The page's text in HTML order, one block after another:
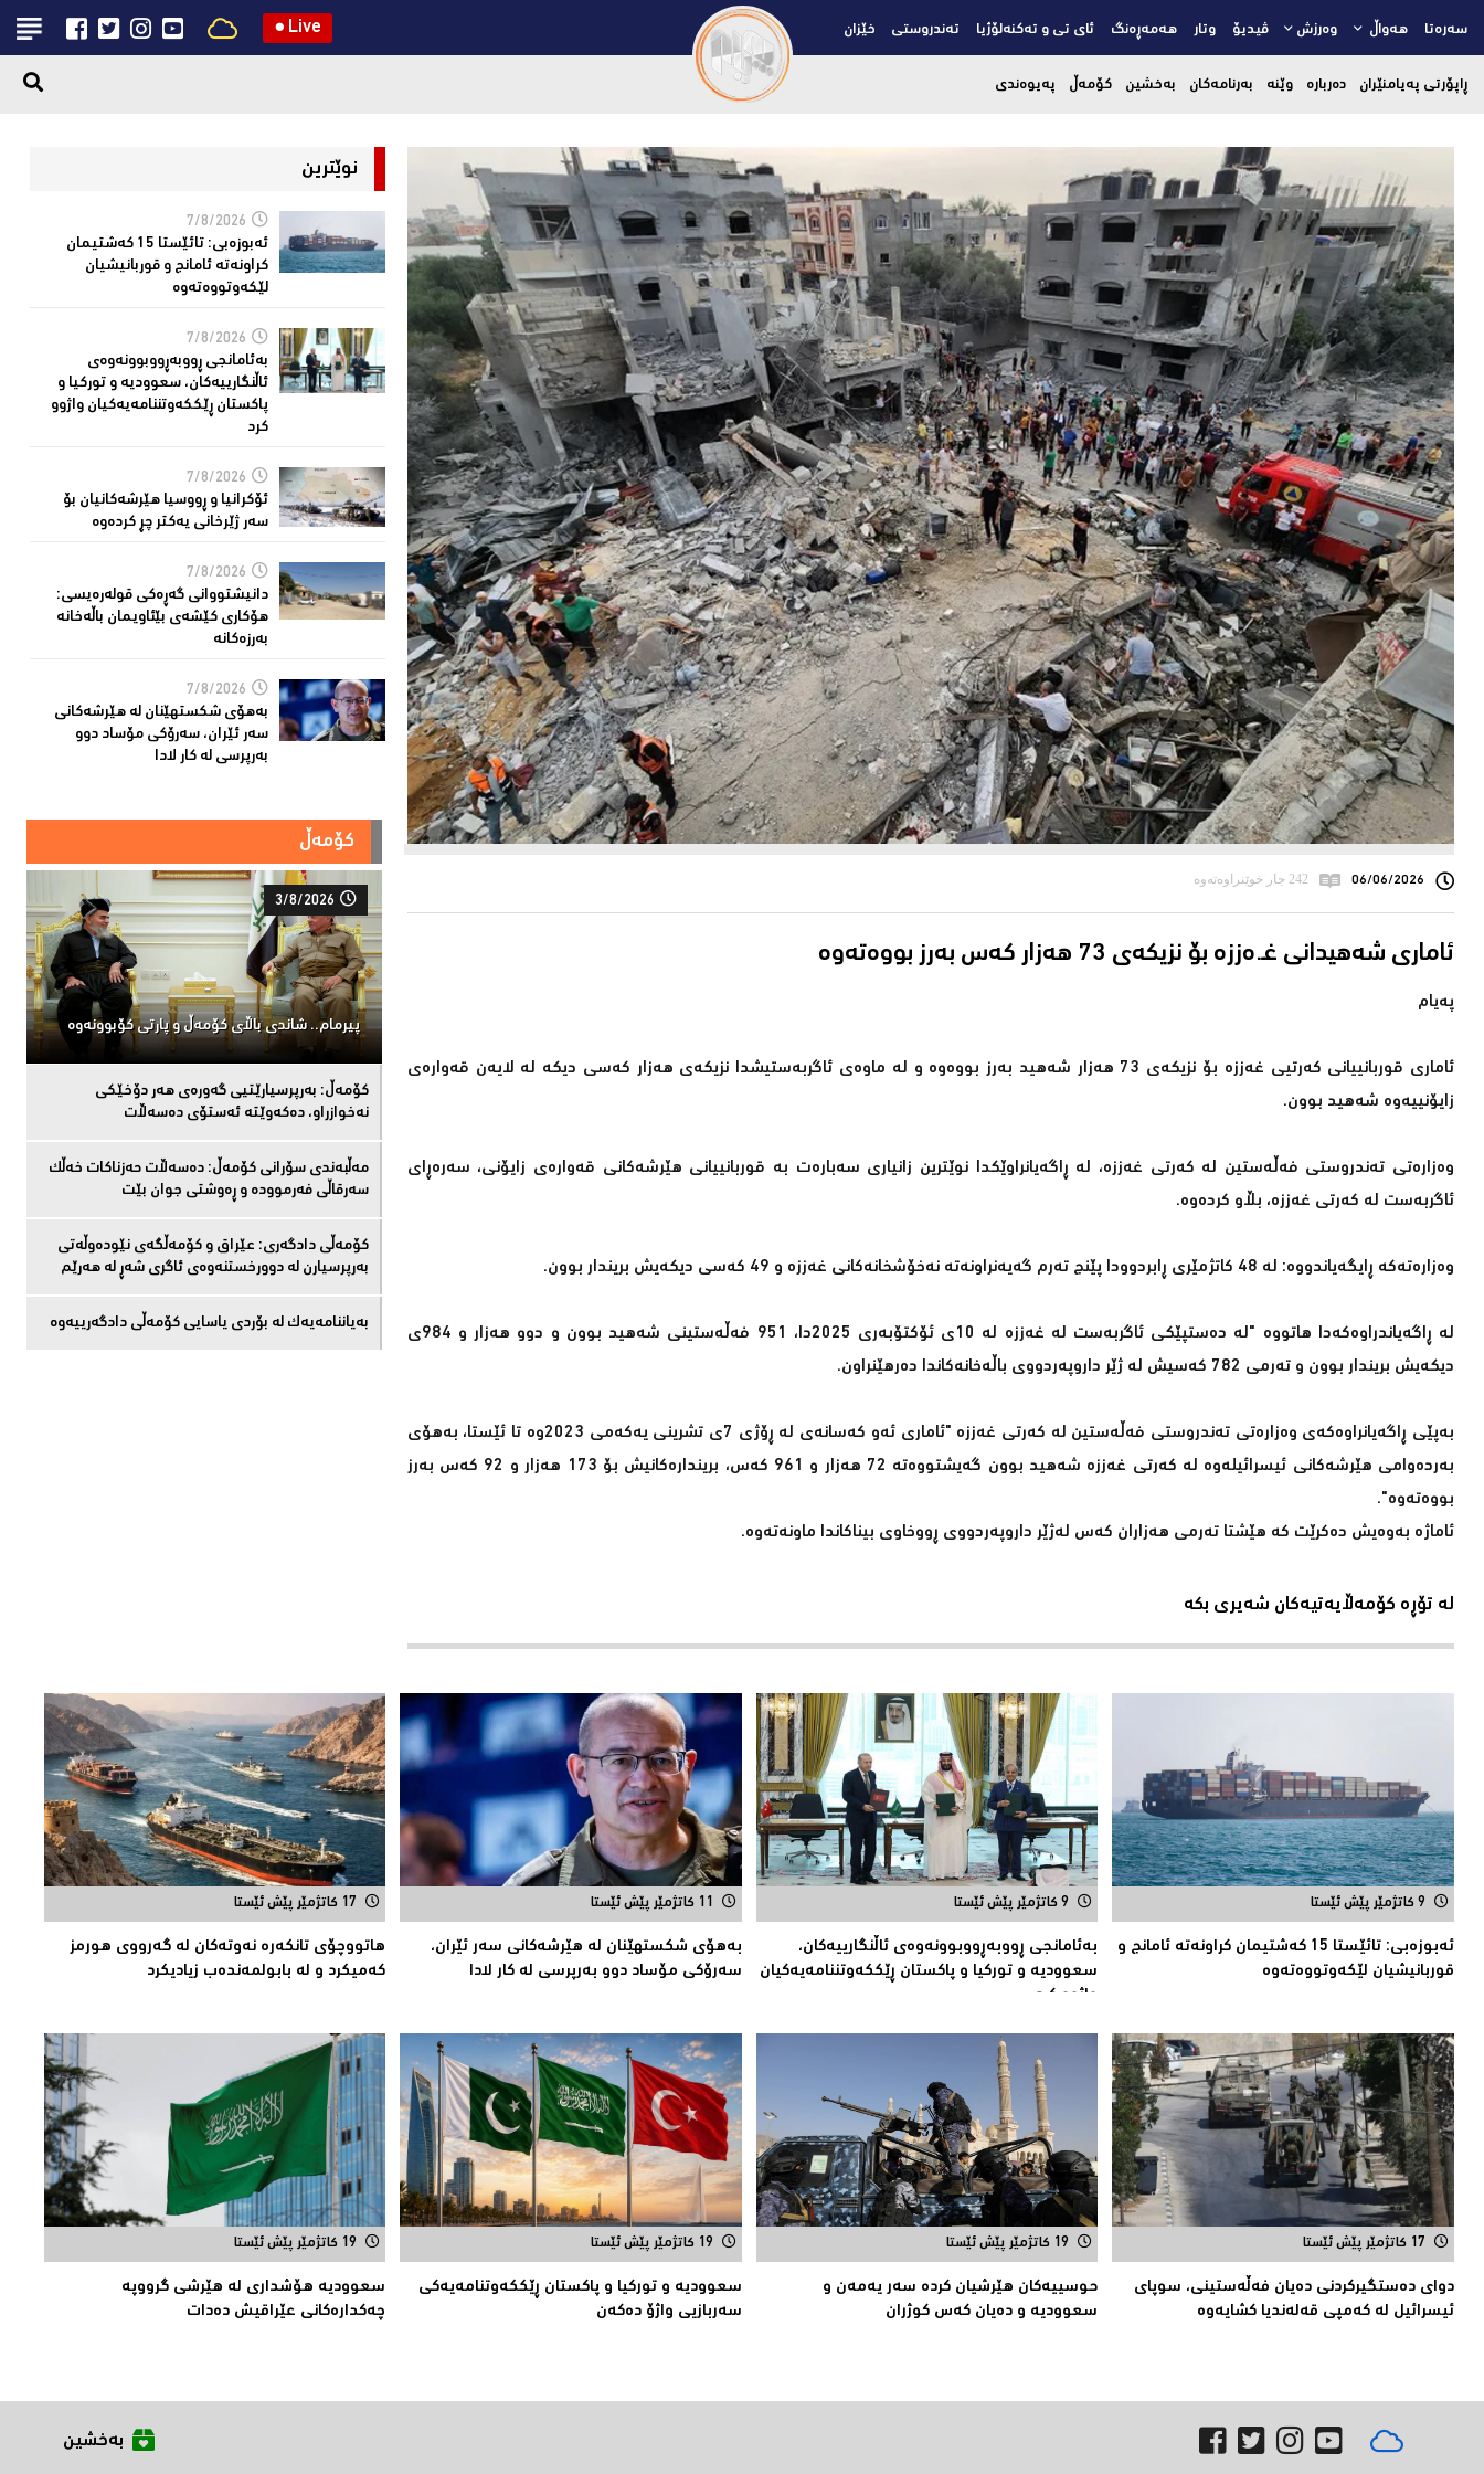
سەرەتا هەواڵ وەرزش ڤیدیۆ وتار هەمەڕەنگ ئای تی و تەکنەلۆژیا تەندروستی خێزان ● Live
ڕاپۆرتی پەیامنێران دەربارە وێنە بەرنامەکان بەخشین کۆمەڵ پەیوەندی
06/06/2026 242 جار خوێنراوەتەوە
ئاماری شەهیدانى غـ.ەززە بۆ نزیكەی 73 هەزار كەس بەرز بووەتەوە
پەیام
ئاماری قوربانییانی كەرتیی غەززە بۆ نزیكەی 73 هەزار شەهید بەرز بووەوە و لە ماوەی ئاگربەستیشدا نزیكەی هەزار كەسی دیكە لە لایەن قەوارەی
زایۆنییەوە شەهید بوون.
وەزارەتی تەندروستی فەڵەستین لە كەرتی غەززە، لە ڕاگەیانراوێكدا نوێترین زانیاری سەبارەت بە قوربانییانی هێرشەكانی قەوارەی زایۆنی، سەرەڕای
ئاگربەست لە كەرتی غەززە، بڵاو كردەوە.
وەزارەتەكە ڕایگەیاندووە: لە 48 كاتژمێری ڕابردوودا پێنج تەرم گەیەنراونەتە نەخۆشخانەكانی غەززە و 49 كەسی دیكەیش بریندار بوون.
لە ڕاگەیاندراوەكەدا هاتووە "لە دەستپێكی ئاگربەست لە غەززە لە 10ی ئۆكتۆبەری 2025دا، 951 فەڵەستینی شەهید بوون و دوو هەزار و 984ی
دیكەیش بریندار بوون و تەرمی 782 كەسیش لە ژێر داروپەردووی باڵەخانەكاندا دەرهێنراون.
بەپێی ڕاگەیانراوەكەی وەزارەتی تەندروستی فەڵەستین لە كەرتی غەززە "ئاماری ئەو كەسانەی لە ڕۆژی 7ی تشرینی یەكەمی 2023وە تا ئێستا، بەهۆی
بەردەوامی هێرشەكانی ئیسرائیلەوە لە كەرتی غەززە شەهید بوون گەیشتووەتە 72 هەزار و 961 كەس، بریندارەكانیش بۆ 173 هەزار و 92 كەس بەرز
بووەتەوە".
ئاماژە بەوەیش دەكرێت كە هێشتا تەرمی هەزاران كەس لەژێر داروپەردووی ڕووخاوی بیناكاندا ماونەتەوە.
لە تۆڕە کۆمەڵایەتیەکان شەیری بکە
نوێترین
7/8/2026
ئەبوزەبی: تائێستا 15 كەشتیمان
كراونەتە ئامانج و قوربانیشیان
لێكەوتووەتەوە
7/8/2026
بەئامانجی ڕووبەڕووبوونەوەی
ئاڵنگارییەكان، سعوودیە و توركیا و
پاكستان ڕێككەوتننامەیەکیان واژوو
كرد
7/8/2026
ئۆكرانیا و ڕووسیا هێرشەكانیان بۆ
سەر ژێرخانی یەكتر چڕ كردەوە
7/8/2026
دانیشتووانى گەڕەكی قولەرەیسی:
هۆکارى کێشەى بێئاویمان باڵەخانە
بەرزەكانە
7/8/2026
بەهۆى شکستهێنان لە هێرشەکانى
سەر ئێران، سەرۆكی مۆساد دوو
بەرپرسی لە كار لادا
کۆمەڵ
3/8/2026
پیرمام.. شاندی باڵای كۆمه‌ڵ و پارتی كۆبوونه‌وه‌
كۆمەڵ: بەرپرسیارێتیی گەورەی هەر دۆخێکی
نەخوازراو، دەكەوێتە ئەستۆی دەسەڵات
مەڵبەندى سۆرانى کۆمەڵ: دەسەڵات حەزناکات خەڵک
سەرقاڵى فەرموودە و ڕەوشتى جوان بێت
کۆمەڵى دادگەرى: عێراق و كۆمەڵگەی نێودەوڵەتی
بەرپرسیارن لە دوورخستنەوەى ئاگری شەڕ لە هەرێم
بەیاننامەیەک لە بۆردی یاسایی کۆمەڵی دادگەرییەوە
9 کاتژمێر پێش ئێستا
ئەبوزەبی: تائێستا 15 كەشتیمان كراونەتە ئامانج و
قوربانیشیان لێكەوتووەتەوە
9 کاتژمێر پێش ئێستا
بەئامانجی ڕووبەڕووبوونەوەی ئاڵنگارییەكان،
سعوودیە و توركیا و پاكستان ڕێككەوتننامەیەکیان
واژوو كرد
11 کاتژمێر پێش ئێستا
بەهۆى شکستهێنان لە هێرشەکانى سەر ئێران،
سەرۆكی مۆساد دوو بەرپرسی لە كار لادا
17 کاتژمێر پێش ئێستا
هاتووچۆی تانكەرە نەوتەكان لە گەرووی هورمز
کەمیکرد و لە بابولمەندەب زیادیكرد
17 کاتژمێر پێش ئێستا
دوای دەستگیركردنی دەیان فەڵەستینی، سوپای
ئیسرائیل لە كەمپی قەلەندیا كشایەوە
19 کاتژمێر پێش ئێستا
حوسییەكان هێرشیان كردە سەر یەمەن و
سعوودیە و دەیان كەس كوژران
19 کاتژمێر پێش ئێستا
سعوودیە و توركیا و پاكستان ڕێككەوتنامەیەكی
سەربازیی واژۆ دەكەن
19 کاتژمێر پێش ئێستا
سعوودیە هۆشداری لە هێرشی گرووپە
چەكدارەكانی عێراقیش دەدات
بەخشین